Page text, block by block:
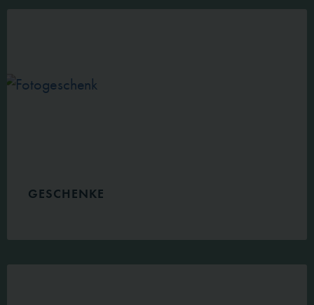
GESCHENKE